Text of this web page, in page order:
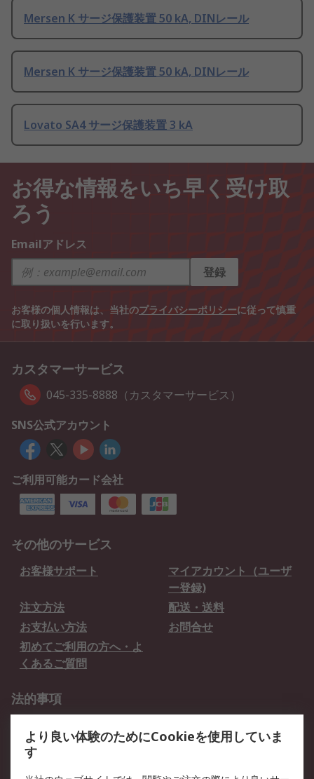
Mersen K サージ保護装置 50 kA, DINレール
Mersen K サージ保護装置 50 kA, DINレール
Lovato SA4 サージ保護装置 3 kA
お得な情報をいち早く受け取
ろう
Emailアドレス
登録
お客様の個人情報は、当社のプライバシーポリシーに従って慎重
に取り扱いを行います。
カスタマーサービス
045-335-8888（カスタマーサービス）
SNS公式アカウント
ご利用可能カード会社
その他のサービス
お客様サポート
マイアカウント（ユーザ
ー登録)
注文方法
配送・送料
お支払い方法
お問合せ
初めてご利用の方へ・よ
くあるご質問
法的事項
クッキーポリシー
より良い体験のためにCookieを使用していま
す